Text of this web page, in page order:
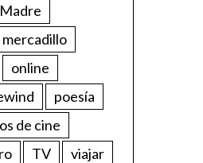
mercadillo
online
poesía
de cine
TV
viajar